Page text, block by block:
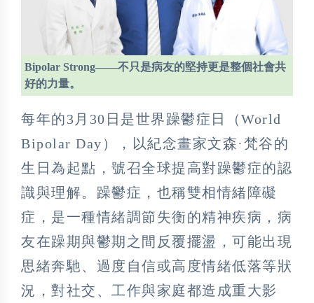
Bipolar Strong——不只是病友的堅持更是整個社會共
好的力量。
每年的3月30日是世界躁鬱症日（World
Bipolar Day），以紀念畫家文森·梵谷的
生日為起點，號召全球提高對躁鬱症的認
識與理解。躁鬱症，也稱雙相情緒障礙
症，是一種情緒調節失衡的精神疾病，病
友在躁期與鬱期之間反覆擺盪，可能出現
思緒奔馳、過度自信或高度情緒低落等狀
況，對社交、工作與家庭都造成重大影